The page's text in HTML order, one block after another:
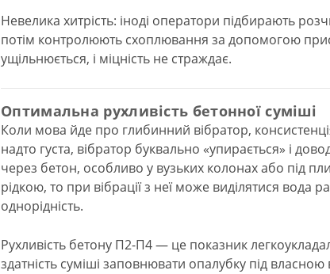
Невелика хитрість: іноді оператори підбирають
потім контролюють схоплювання за допомогою
ущільнюється, і міцність не страждає.
Оптимальна рухливість бетонної суміші
Коли мова йде про глибинний вібратор,
надто густа, вібратор буквально «упирається» і
через бетон, особливо у вузьких колонах або під
рідкою, то при вібрації з неї може виділятися вода
однорідність.
Рухливість бетону П2-П4 — це показник
здатність суміші заповнювати опалубку під власною